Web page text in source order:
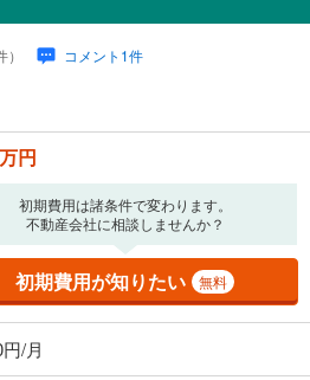
り入れ可能です。多くの金融機関
けられる金額を入力してくださ
2割までが目安です。
万円
/回
。毎月の返済額に加えて、ボー
コメント1件
円
初期費用は諸条件で変わります。
不動産会社に相談しませんか？
初期費用が知りたい 無料
/月